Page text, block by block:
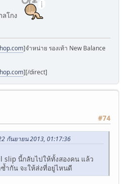
โกง
]จำหน่าย รองเท้า New Balance
][/direct]
#74
กันยายน 2013, 01:17:36
slip นี้กลับไปให้ทั้งสองคน แล้ว
ำกัน จะให้ส่งที่อยู่ไหนดี